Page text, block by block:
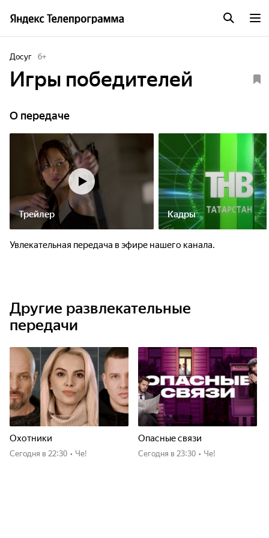
Досуг 6+
Игры победителей
О передаче
Трейлер Кадры
Увлекательная передача в эфире нашего канала.
Другие развлекательные
передачи
Охотники
Сегодня в 22:30 • Че!
Опасные связи
Сегодня в 23:30 • Че!